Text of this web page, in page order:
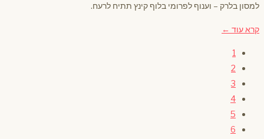
למסון בלרק – וענוף לפרומי בלוף קינץ תתיח לרעח.
קרא עוד ←
1
2
3
4
5
6